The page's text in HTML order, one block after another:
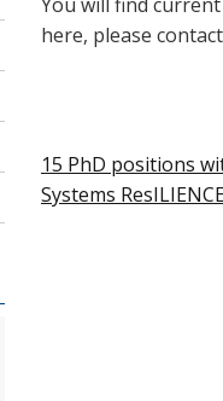
here, please
15 PhD positions
Systems